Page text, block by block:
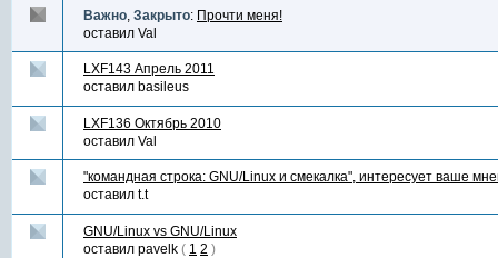
Важно Закрыто: Прочти меня!
оставил Val
LXF143 Апрель 2011
оставил basileus
LXF136 Октябрь 2010
оставил Val
"командная строка: GNU/Linux и смекалка", интересует ваше
оставил t.t
GNU/Linux vs GNU/Linux
оставил pavelk ( 1 2 )